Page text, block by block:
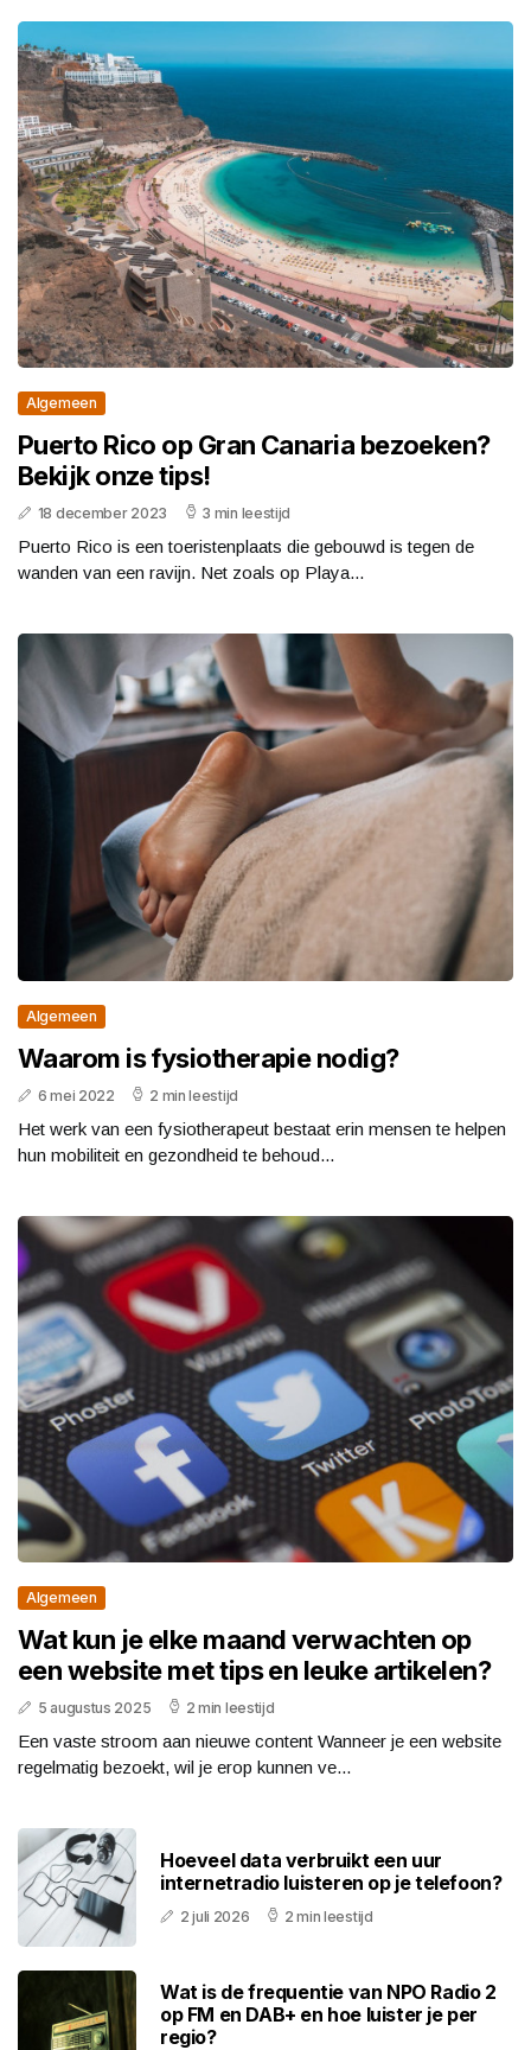
Algemeen
Puerto Rico op Gran Canaria bezoeken?
Bekijk onze tips!
18 december 2023 3 min leestijd
Puerto Rico is een toeristenplaats die gebouwd is tegen de
wanden van een ravijn. Net zoals op Playa...
Algemeen
Waarom is fysiotherapie nodig?
6 mei 2022 2 min leestijd
Het werk van een fysiotherapeut bestaat erin mensen te helpen
hun mobiliteit en gezondheid te behoud...
Algemeen
Wat kun je elke maand verwachten op
een website met tips en leuke artikelen?
5 augustus 2025 2 min leestijd
Een vaste stroom aan nieuwe content Wanneer je een website
regelmatig bezoekt, wil je erop kunnen ve...
Hoeveel data verbruikt een uur
internetradio luisteren op je telefoon?
2 juli 2026 2 min leestijd
Wat is de frequentie van NPO Radio 2
op FM en DAB+ en hoe luister je per
regio?